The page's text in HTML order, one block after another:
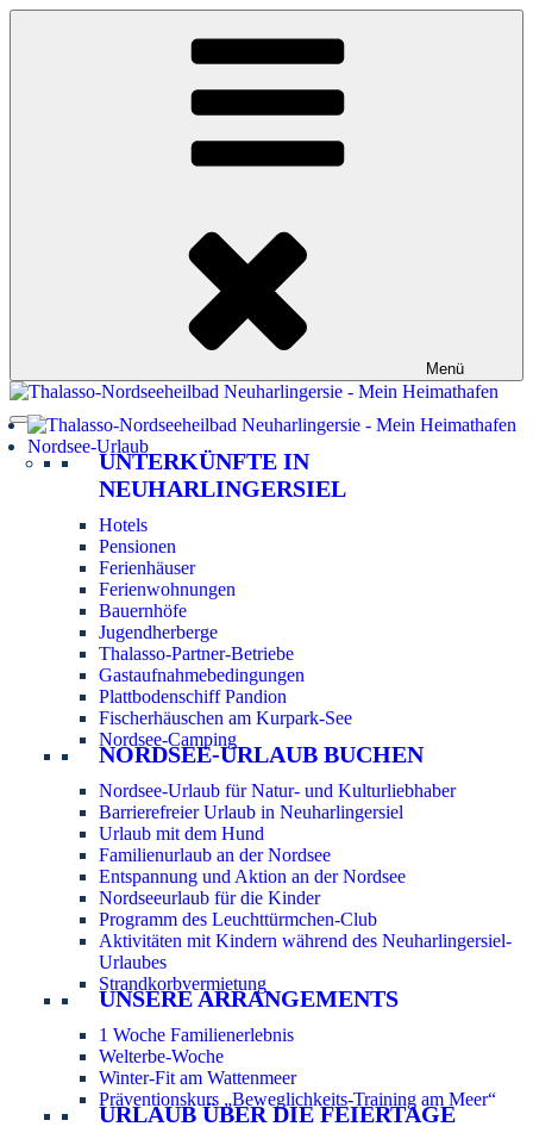
Zum
Menü
Nordsee-Urlaub
UNTERKÜNFTE IN
NEUHARLINGERSIEL
Hotels
Pensionen
Ferienhäuser
Ferienwohnungen
Bauernhöfe
Jugendherberge
Thalasso-Partner-Betriebe
Gastaufnahmebedingungen
Plattbodenschiff Pandion
Fischerhäuschen am Kurpark-See
Nordsee-Camping
NORDSEE-URLAUB BUCHEN
Nordsee-Urlaub für Natur- und Kulturliebhaber
Barrierefreier Urlaub in Neuharlingersiel
Urlaub mit dem Hund
Familienurlaub an der Nordsee
Entspannung und Aktion an der Nordsee
Nordseeurlaub für die Kinder
Programm des Leuchttürmchen-Club
Aktivitäten mit Kindern während des Neuharlingersiel-
Urlaubes
Strandkorbvermietung
UNSERE ARRANGEMENTS
1 Woche Familienerlebnis
Welterbe-Woche
Winter-Fit am Wattenmeer
Präventionskurs „Beweglichkeits-Training am Meer“
URLAUB ÜBER DIE FEIERTAGE